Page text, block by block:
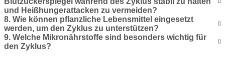
und Heißhungerattacken zu vermeiden?
8. Wie können pflanzliche Lebensmittel eingesetzt
werden, um den Zyklus zu unterstützen?
9. Welche Mikronährstoffe sind besonders wichtig für
den Zyklus?